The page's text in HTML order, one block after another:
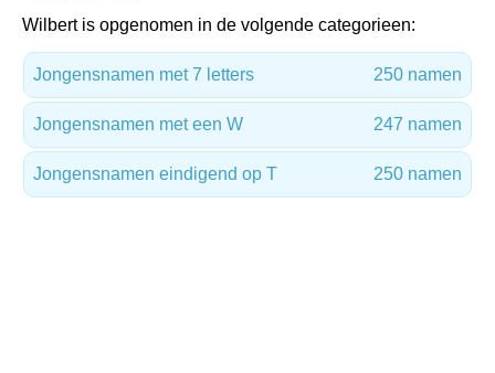
Wilbert is opgenomen in de volgende categorieen:
Jongensnamen met 7 letters 250 namen
Jongensnamen met een W 247 namen
Jongensnamen eindigend op T 250 namen